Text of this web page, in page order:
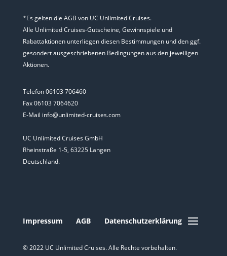
*Es gelten die AGB von UC Unlimited Cruises.
Alle Unlimited Cruises-Gutscheine, Gewinnspiele und
Rabattaktionen unterliegen diesen Bestimmungen und den ggf.
gesondert ausgeschriebenen Bedingungen aus den jeweiligen
Aktionen.
Telefon 06103 706460
Fax 06103 7064620
E-Mail info@unlimited-cruises.com
UC Unlimited Cruises GmbH
Rheinstraße 1-5, 63225 Langen
Deutschland.
Impressum AGB Datenschutzerklärung
© 2022 UC Unlimited Cruises. Alle Rechte vorbehalten.